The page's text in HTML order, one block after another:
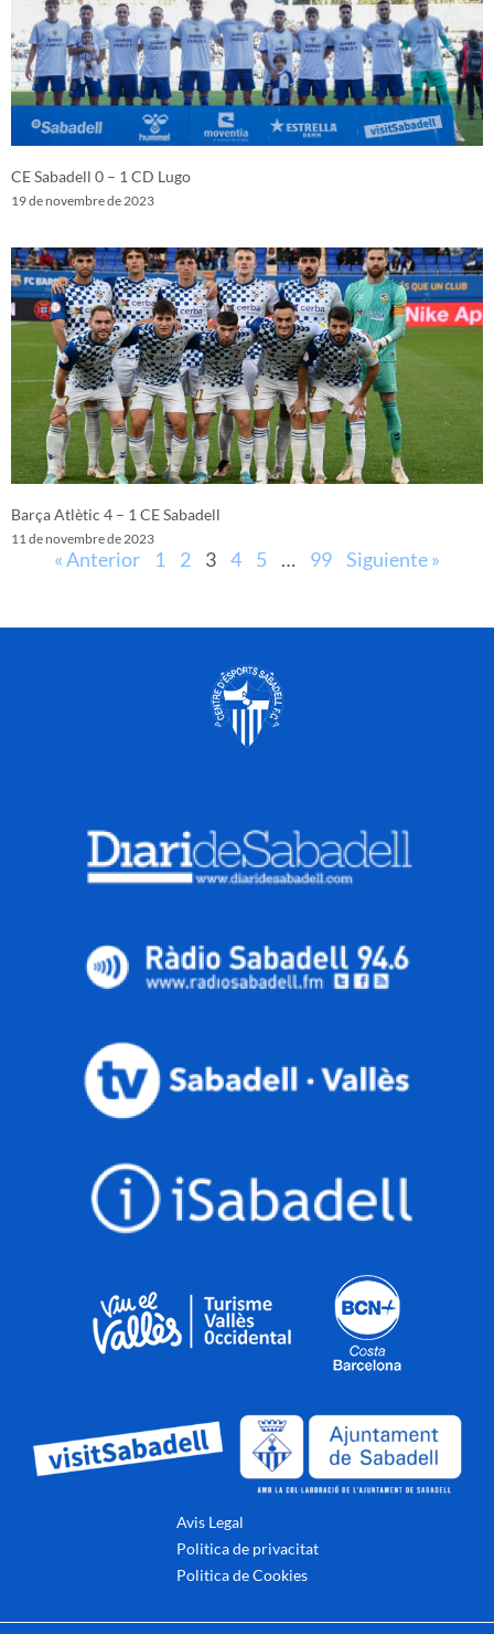
CE Sabadell 0 – 1 CD Lugo
19 de novembre de 2023
Barça Atlètic 4 – 1 CE Sabadell
11 de novembre de 2023
« Anterior 1 2 3 4 5 … 99 Siguiente »
Avis Legal
Politica de privacitat
Politica de Cookies